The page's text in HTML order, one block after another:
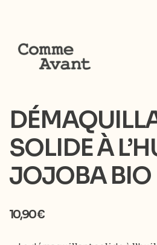
SOLIDE À
JOJOBA BIO
10,90€